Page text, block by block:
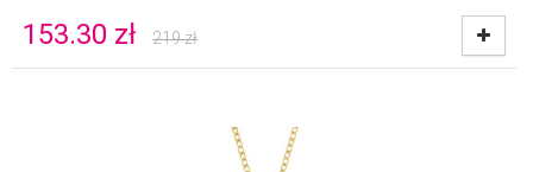
153.30 zł 219zł